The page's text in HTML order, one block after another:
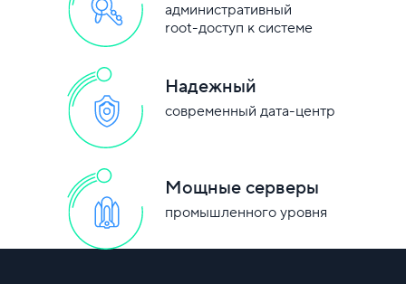
административный
root-доступ к системе
Надежный
современный дата-центр
Мощные серверы
промышленного уровня